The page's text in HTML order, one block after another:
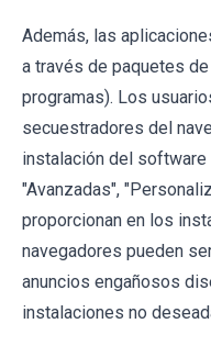
Además, las
a través de paquetes
programas). Los
secuestradores del
instalación del
"Avanzadas",
proporcionan en los
navegadores pueden
anuncios engañosos
instalaciones no